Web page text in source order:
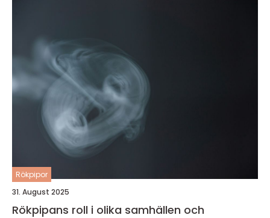
Rökpipor
31. August 2025
Rökpipans roll i olika samhällen och